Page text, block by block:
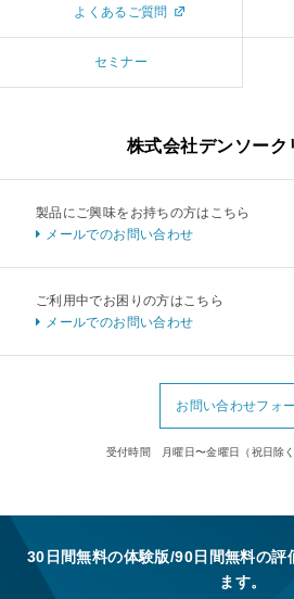
2025.11.19 ニュース
TimeTracker RX ロードマップのご紹介
よくあるご質問
セミナー
株式会社デンソーク
製品にご興味をお持ちの方はこちら
メールでのお問い合わせ
ご利用中でお困りの方はこちら
メールでのお問い合わせ
お問い合わせフォ
受付時間 月曜日〜金曜日（祝日除
30日間無料の体験版/90日間無料の評
ます。